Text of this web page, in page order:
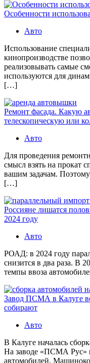
Особенности
Авто
Использование
кинопроизводстве
реализовывать самые
используются для
[…]
Ремонт фасада. Какую
телескопическую или
Авто
Для проведения
смысл взять на прокат
вашим задачам. Поэтому
[…]
Россияне лишатся
2024 году
Авто
РОАД: в 2024 году
снизится в два раза. В
темпы ввоза
Завод ПСМА в Калуге
собирают
Авто
В Калуге началась
На заводе «ПСМА Рус»
автомобилей.